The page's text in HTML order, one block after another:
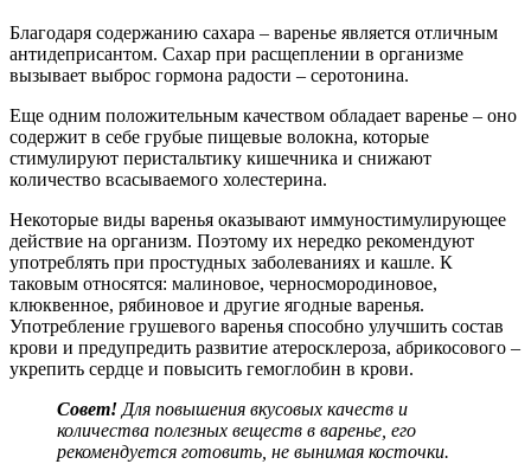
Благодаря содержанию сахара – варенье является отличным
антидеприсантом. Сахар при расщеплении в организме
вызывает выброс гормона радости – серотонина.
Еще одним положительным качеством обладает варенье – оно
содержит в себе грубые пищевые волокна, которые
стимулируют перистальтику кишечника и снижают
количество всасываемого холестерина.
Некоторые виды варенья оказывают иммуностимулирующее
действие на организм. Поэтому их нередко рекомендуют
употреблять при простудных заболеваниях и кашле. К
таковым относятся: малиновое, черносмородиновое,
клюквенное, рябиновое и другие ягодные варенья.
Употребление грушевого варенья способно улучшить состав
крови и предупредить развитие атеросклероза, абрикосового –
укрепить сердце и повысить гемоглобин в крови.
Совет! Для повышения вкусовых качеств и
количества полезных веществ в варенье, его
рекомендуется готовить, не вынимая косточки.